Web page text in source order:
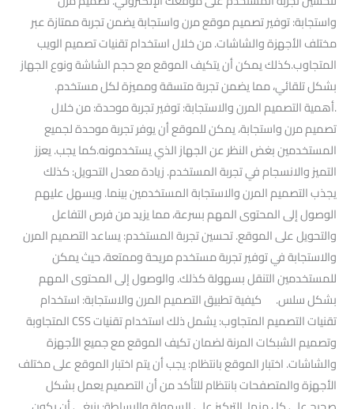
واستجابة: توفير تصميم موقع مرن واستجابة يضمن تجربة ممتازة عبر
مختلف الأجهزة والشاشات. من خلال استخدام تقنيات تصميم الويب
المتجاوب.كذلك يمكن أن يتكيف الموقع مع حجم الشاشة ونوع الجهاز
بشكل تلقائي، مما يضمن تجربة متسقة ومميزة لكل مستخدم.
.أهمية التصميم المرن والاستجابة: توفير تجربة موحدة: من خلال
تصميم مرن واستجابة، يمكن للموقع أن يوفر تجربة موحدة لجميع
المستخدمين بغض النظر عن الجهاز الذي يستخدمونه.كما يجب. يعزز
التميز والانسجام في تجربة المستخدم. زيادة معدل التحويل: كذلك
يجذب التصميم المرن والاستجابة المستخدمين بينما. ويسهل عليهم
الوصول إلى المحتوى المهم بسرعة، مما يزيد من فرص التفاعل
والتحويل على الموقع. تحسين تجربة المستخدم: يساعد التصميم المرن
والاستجابة في توفير تجربة مستخدم مريحة وممتعة، حيث يمكن
للمستخدمين التنقل بسهولة كذلك. والوصول إلى المحتوى المهم
بشكل سلس. كيفية تطبيق التصميم المرن والاستجابة: استخدام
تقنيات التصميم المتجاوب: يشمل ذلك استخدام تقنيات CSS المتجاوبة
وتصميم الشبكات المرنة لضمان تكيف الموقع مع جميع الأجهزة
والشاشات. اختبار الموقع بانتظام: يجب أن يتم اختبار الموقع على مختلف
الأجهزة والمتصفحات بانتظام للتأكد من أن التصميم يعمل بشكل